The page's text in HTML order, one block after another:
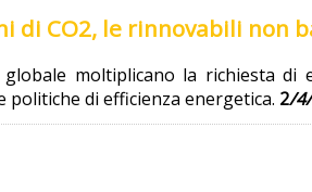
di CO2, le rinnovabili non
moltiplicano la richiesta
politiche di efficienza energetica. 2/